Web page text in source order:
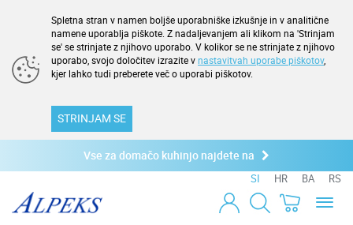
Spletna stran v namen boljše uporabniške izkušnje in v analitične
namene uporablja piškote. Z nadaljevanjem ali klikom na 'Strinjam
se' se strinjate z njihovo uporabo. V kolikor se ne strinjate z njihovo
uporabo, svojo določitev izrazite vnastavitvah uporabe piškotov,
kjer lahko tudi preberete več o uporabi piškotov.
STRINJAM SE
Vse za domačo kuhinjo najdete na
SI HR BA
RS
Toggle